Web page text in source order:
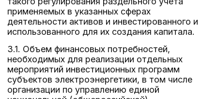
применяемых в указанных сферах
деятельности активов и инвестированного и
использованного для их создания капитала.
3.1. Объем финансовых потребностей,
необходимых для реализации отдельных
мероприятий инвестиционных программ
субъектов электроэнергетики, в том числе
организации по управлению единой